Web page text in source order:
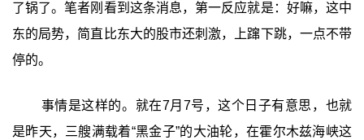
了锅了。笔者刚看到这条消息，第一反应就是：好嘛，这中
东的局势，简直比东大的股市还刺激，上蹿下跳，一点不带
停的。
事情是这样的。就在7月7号，这个日子有意思，也就
是昨天，三艘满载着“黑金子”的大油轮，在霍尔木兹海峡这